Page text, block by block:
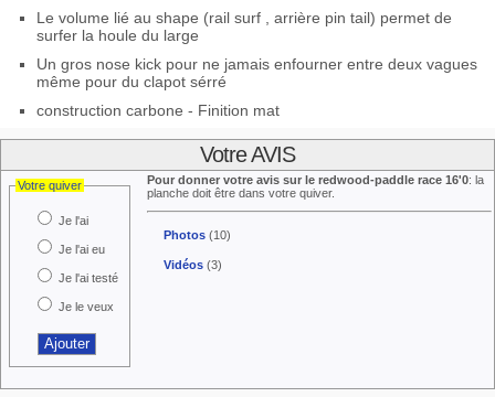
Le volume lié au shape (rail surf , arrière pin tail) permet de
surfer la houle du large
Un gros nose kick pour ne jamais enfourner entre deux vagues
même pour du clapot sérré
construction carbone - Finition mat
Votre AVIS
Votre quiver
Je l'ai
Je l'ai eu
Je l'ai testé
Je le veux
Pour donner votre avis sur le redwood-paddle race 16'0: la
planche doit être dans votre quiver.
Photos (10)
Vidéos (3)